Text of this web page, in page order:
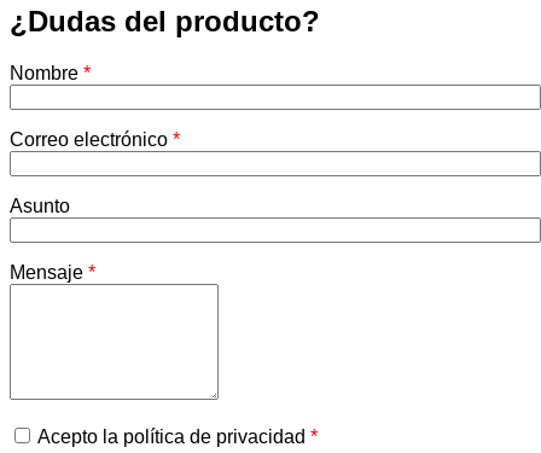
¿Dudas del producto?
Nombre *
Correo electrónico *
Asunto
Mensaje *
Acepto la política de privacidad *